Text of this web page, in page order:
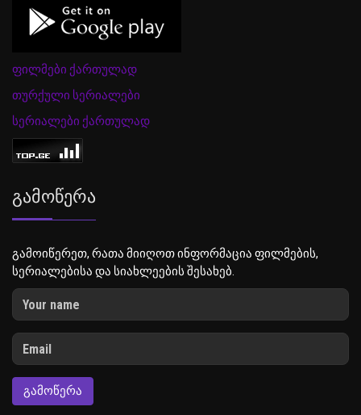
ფილმები ქართულად
თურქული სერიალები
სერიალები ქართულად
Გამოწერა
გამოიწერეთ, რათა მიიღოთ ინფორმაცია ფილმების,
სერიალებისა და სიახლეების შესახებ.
ᲒᲐᲛᲝᲬᲔᲠᲐ